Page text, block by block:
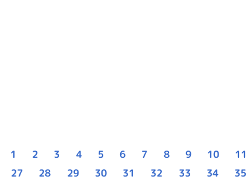
1 2 3 4 5 6 7 8 9 10 11
27
28 29 30 31 32 33 34 35